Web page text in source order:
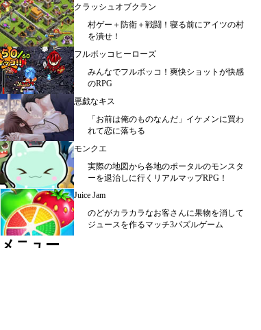
クラッシュオブクラン
村ゲー＋防衛＋戦闘！寝る前にアイツの村
を潰せ！
フルボッコヒーローズ
みんなでフルボッコ！爽快ショットが快感
のRPG
悪戯なキス
「お前は俺のものなんだ」イケメンに買わ
れて恋に落ちる
モンクエ
実際の地図から各地のポータルのモンスタ
ーを退治しに行くリアルマップRPG！
Juice Jam
のどがカラカラなお客さんに果物を消して
ジュースを作るマッチ3パズルゲーム
メニュー